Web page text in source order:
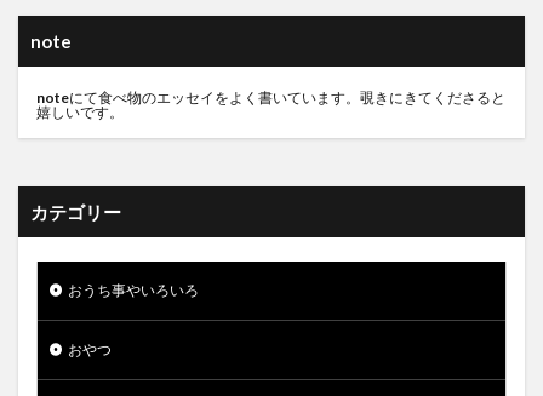
note
noteにて食べ物のエッセイをよく書いています。覗きにきてくださると
嬉しいです。
カテゴリー
おうち事やいろいろ
おやつ